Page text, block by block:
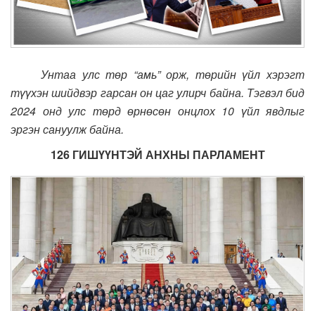
Унтаа улс төр “амь” орж, төрийн үйл хэрэгт
түүхэн шийдвэр гарсан он цаг улирч байна. Тэгвэл бид
2024 онд улс төрд өрнөсөн онцлох 10 үйл явдлыг
эргэн сануулж байна.
126 ГИШҮҮНТЭЙ АНХНЫ ПАРЛАМЕНТ